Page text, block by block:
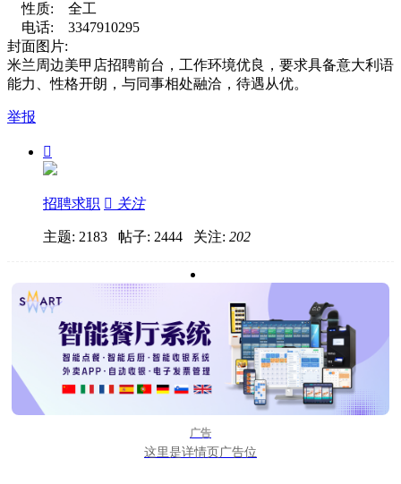
性质:
全工
电话:
3347910295
封面图片:
米兰周边美甲店招聘前台，工作环境优良，要求具备意大利语
能力、性格开朗，与同事相处融洽，待遇从优。
举报

招聘求职  关注
主题: 2183 帖子: 2444 关注: 202
广告
这里是详情页广告位